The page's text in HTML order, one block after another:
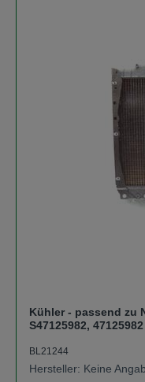
Kühler - passend zu
S47125982, 47125982
BL21244
Hersteller: Keine